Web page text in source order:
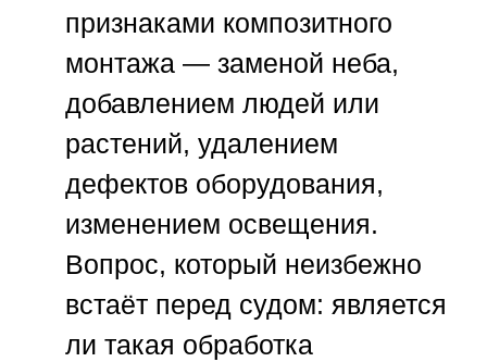
признаками композитного
монтажа — заменой неба,
добавлением людей или
растений, удалением
дефектов оборудования,
изменением освещения.
Вопрос, который неизбежно
встаёт перед судом: является
ли такая обработка